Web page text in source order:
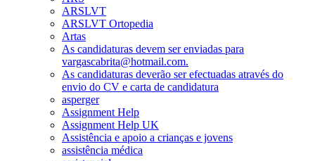
ARSLVT
ARSLVT Ortopedia
Artas
As candidaturas devem ser enviadas para
vargascabrita@hotmail.com.
As candidaturas deverão ser efectuadas através do
envio do CV e carta de candidatura
asperger
Assignment Help
Assignment Help UK
Assistência e apoio a crianças e jovens
assistência médica